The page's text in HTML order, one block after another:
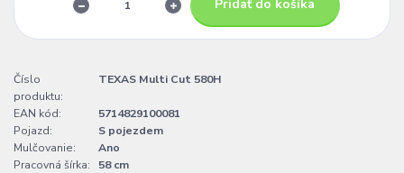
Pridať do košíka
Číslo
produktu:
TEXAS Multi Cut 580H
EAN kód:
5714829100081
Pojazd:
S pojezdem
Mulčovanie:
Ano
Pracovná šírka:
58 cm